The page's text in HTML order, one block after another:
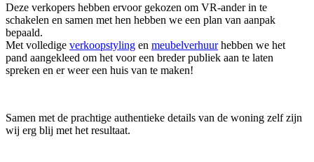
Deze verkopers hebben ervoor gekozen om VR-ander in te
schakelen en samen met hen hebben we een plan van aanpak
bepaald.
Met volledige verkoopstyling en meubelverhuurhebben we het
pand aangekleed om het voor een breder publiek aan te laten
spreken en er weer een huis van te maken!
Samen met de prachtige authentieke details van de woning zelf zijn
wij erg blij met het resultaat.